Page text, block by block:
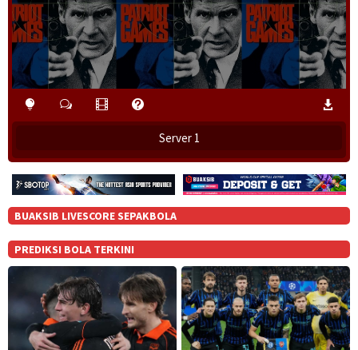
Server 1
BUAKSIB LIVESCORE SEPAKBOLA
PREDIKSI BOLA TERKINI